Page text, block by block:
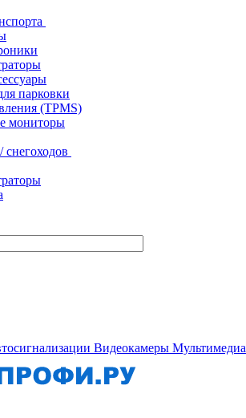
парковки
(TPMS)
мониторы
снегоходов
Видеокамеры Мультимедиа